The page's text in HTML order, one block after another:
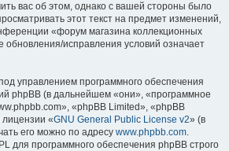
вас об этом, однако с вашей стороны было
этот текст на предмет изменений,
«форум магазина коллекционных
обновления/исправления условий означает
управлением программного обеспечения
phpBB (в дальнейшем «они», «программное
«phpBB Limited», «phpBB
«GNU General Public License v2» (в
его можно по адресу www.phpbb.com.
для программного обеспечения phpBB строго